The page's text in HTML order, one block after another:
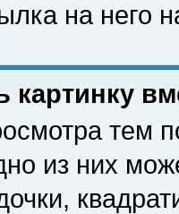
на него
картинку
тем
из них